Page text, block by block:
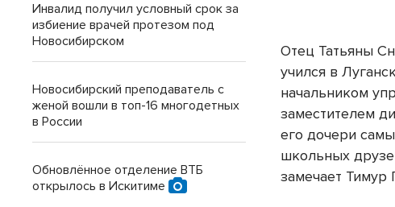
Отец Татьяны
учился в
начальником
заместителем
его дочери
школьных
замечает
Инвалид получил условный срок за
избиение врачей протезом под
Новосибирском
Новосибирский преподаватель с
женой вошли в топ-16 многодетных
в России
Обновлённое отделение ВТБ
открылось в Искитиме